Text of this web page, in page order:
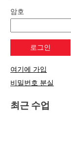
암호
여기에 가입
비밀번호 분실
최근 수업